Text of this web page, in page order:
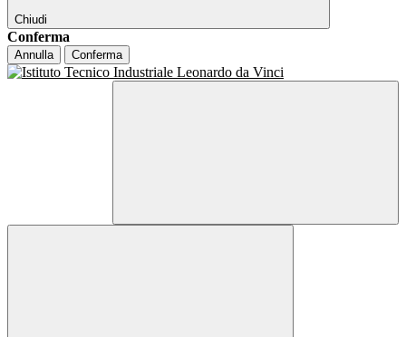
Chiudi
Conferma
Annulla Conferma